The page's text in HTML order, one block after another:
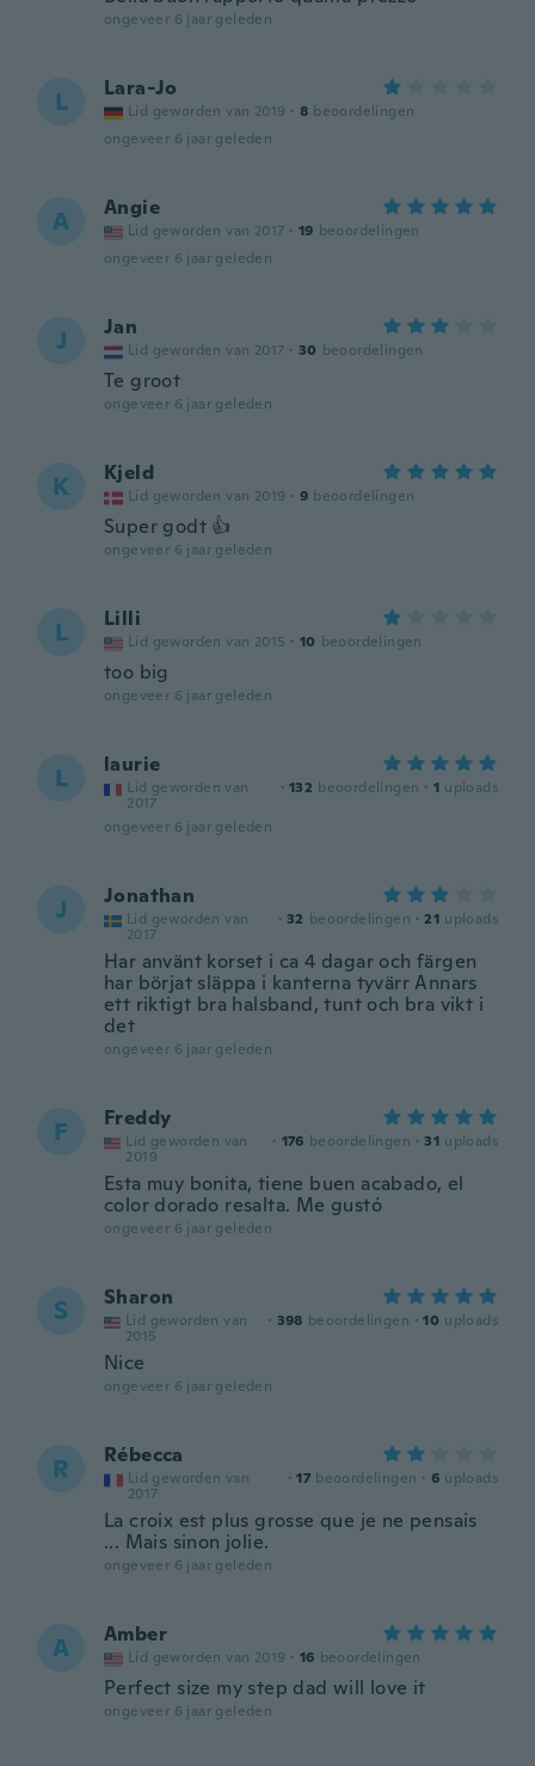
ongeveer 6 jaar geleden
L Lara-Jo
Lid geworden van 2019 · 8 beoordelingen
ongeveer 6 jaar geleden
A Angie
Lid geworden van 2017 · 19 beoordelingen
ongeveer 6 jaar geleden
J Jan
Lid geworden van 2017 · 30 beoordelingen
Te groot
ongeveer 6 jaar geleden
K Kjeld
Lid geworden van 2019 · 9 beoordelingen
Super godt 👍
ongeveer 6 jaar geleden
L Lilli
Lid geworden van 2015 · 10 beoordelingen
too big
ongeveer 6 jaar geleden
L laurie
Lid geworden van
2017
· 132 beoordelingen · 1 uploads
ongeveer 6 jaar geleden
J Jonathan
Lid geworden van
2017
· 32 beoordelingen · 21 uploads
Har använt korset i ca 4 dagar och färgen
har börjat släppa i kanterna tyvärr Annars
ett riktigt bra halsband, tunt och bra vikt i
det
ongeveer 6 jaar geleden
F Freddy
Lid geworden van
2019
· 176 beoordelingen · 31 uploads
Esta muy bonita, tiene buen acabado, el
color dorado resalta. Me gustó
ongeveer 6 jaar geleden
S Sharon
Lid geworden van
2015
· 398 beoordelingen · 10 uploads
Nice
ongeveer 6 jaar geleden
R Rébecca
Lid geworden van
2017
· 17 beoordelingen · 6 uploads
La croix est plus grosse que je ne pensais
... Mais sinon jolie.
ongeveer 6 jaar geleden
A Amber
Lid geworden van 2019 · 16 beoordelingen
Perfect size my step dad will love it
ongeveer 6 jaar geleden